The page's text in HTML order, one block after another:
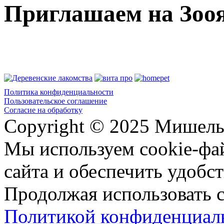
Приглашаем на
Политика конфиденциальности
Пользовательское соглашение
Согласие на обработку
Copyright © 2025
Мы используем cookie-
сайта и обеспечить
Продолжая использовать
Политикой